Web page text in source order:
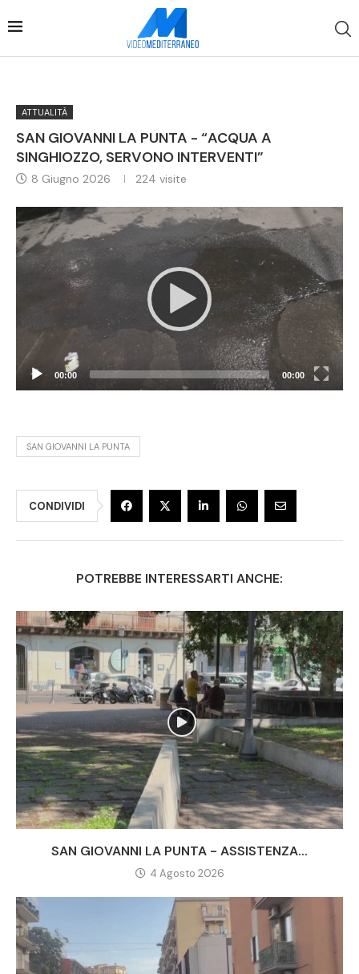
ATTUALITÀ
SAN GIOVANNI LA PUNTA - “ACQUA A
SINGHIOZZO, SERVONO INTERVENTI”
8 Giugno 2026 224 visite
Video
00:00 00:00
SAN GIOVANNI LA PUNTA
CONDIVIDI
POTREBBE INTERESSARTI ANCHE:
SAN GIOVANNI LA PUNTA - ASSISTENZA...
4 Agosto 2026